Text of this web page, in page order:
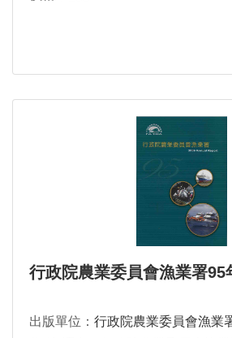
行政院農業委員會漁業署95
出版單位： 行政院農業委員會漁業